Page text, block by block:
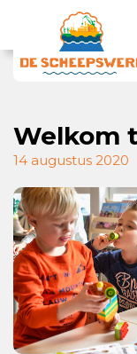
Welkom
14 augustus 2020